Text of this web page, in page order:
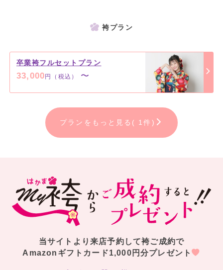
袴プラン
卒業袴フルセットプラン
33,000 円（税込） 〜
プランをもっと見る( 1件)
当サイトより来店予約して袴ご成約で
Amazonギフトカード1,000円分プレゼント